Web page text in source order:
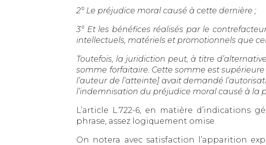
2° Le préjudice moral causé à cette dernière ;
3° Et les bénéfices réalisés par le
intellectuels, matériels et promotionnels que
Toutefois, la juridiction peut, à titre
somme forfaitaire. Cette somme est
l’auteur de l’atteinte] avait demandé
l’indemnisation du préjudice moral causé à la
L’article L.722-6, en matière d’indications
phrase, assez logiquement omise.
On notera avec satisfaction l’apparition